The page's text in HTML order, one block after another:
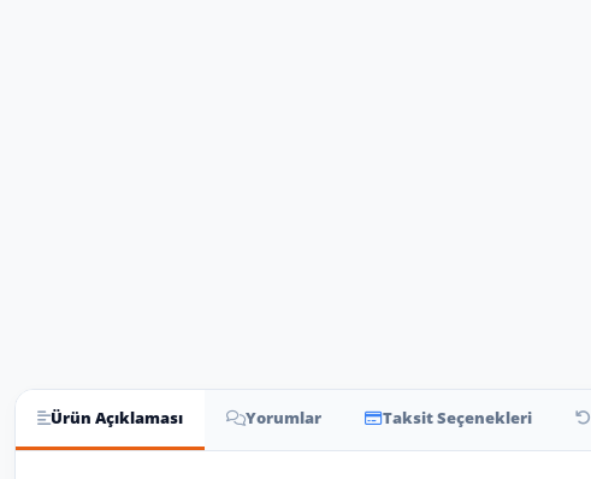
Ürün Açıklaması Yorumlar Taksit Seçenekleri